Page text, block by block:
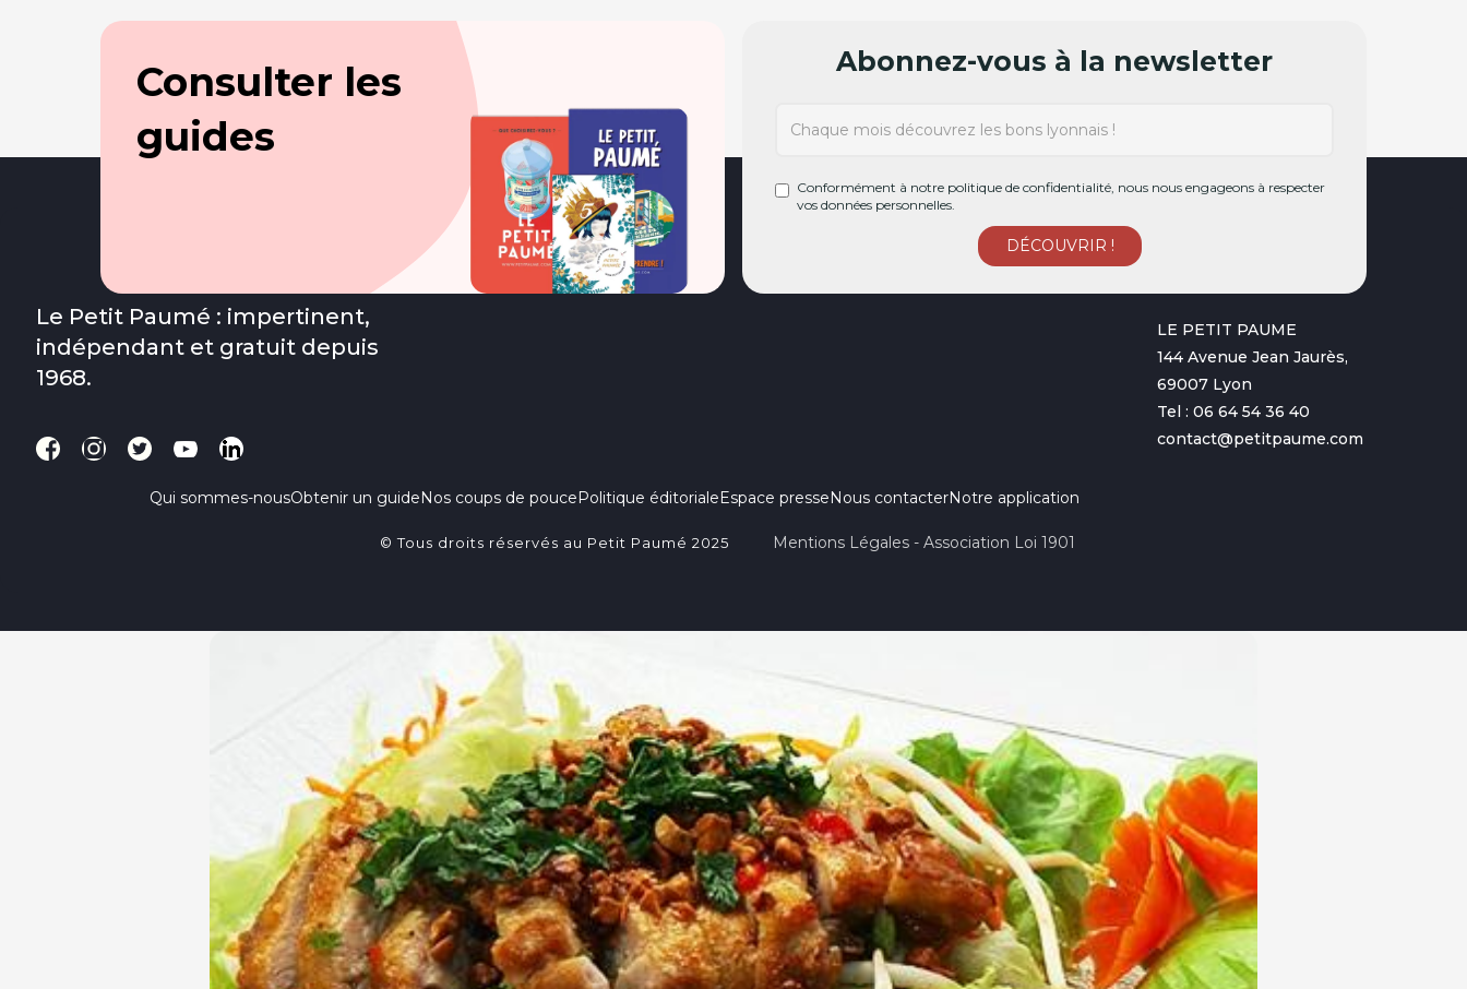
Consulter les
guides
Abonnez-vous à la newsletter
Conformément à notre politique de confidentialité, nous nous engageons à respecter
vos données personnelles.
Le Petit Paumé : impertinent,
indépendant et gratuit depuis
1968.
Qui sommes-nousObtenir un guideNos coups de poucePolitique éditorialeEspace presseNous contacterNotre application
LE PETIT PAUME
144 Avenue Jean Jaurès,
69007 Lyon
Tel : 06 64 54 36 40
contact@petitpaume.com
© Tous droits réservés au Petit Paumé 2025 Mentions Légales - Association Loi 1901